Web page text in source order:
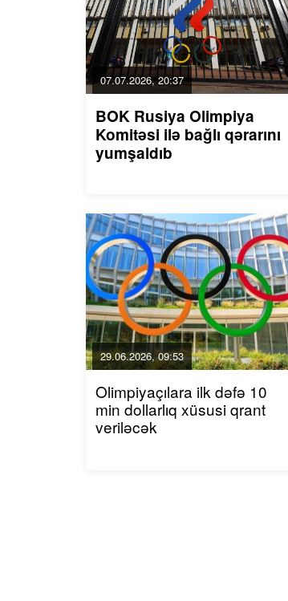
07.07.2026, 20:37
BOK Rusiya Olimpiya
Komitəsi ilə bağlı qərarını
yumşaldıb
29.06.2026, 09:53
Olimpiyaçılara ilk dəfə 10
min dollarlıq xüsusi qrant
veriləcək